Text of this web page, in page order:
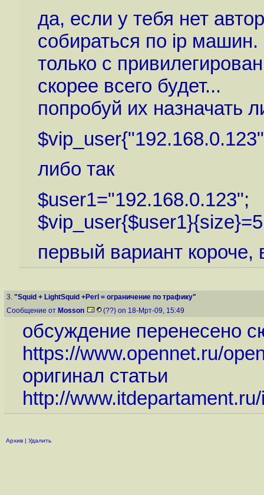
да, если у тебя нет
собираться по ip машин.
только с
скорее всего будет...
попробуй их назначать
либо так
$user1="192.168.0.123";
первый вариант короче,
3. "Squid + LightSquid +Perl = ограничение по трафику"
Сообщение от Mosson (??) on 18-Мрт-09, 15:49
обсуждение перенесено
https://www.opennet.ru/
оригинал статьи
http://
Архив | Удалить